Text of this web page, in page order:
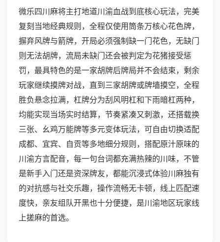
微乐四川麻将主打地道川渝血战到底核心玩法，完美
复刻当地经典规则，全程仅使用筒条万核心花色牌，
摒弃风牌与箭牌，开局必须强制缺一门花色，无缺门
则无法胡牌，流局未缺门还会被判定为花猪接受惩
罚，最具特色的是一家胡牌后牌局并不会结束，剩余
玩家继续摸牌对战，直到三家胡牌或牌墙摸空，全程
胜负悬念拉满，杠牌分为刮风明杠和下雨暗杠两种，
均能实现当场实时结算，节奏紧凑又刺激，还搭载换
三张、幺鸡万能牌等多元变体玩法，可自由切换适配
成都、宜宾、自贡等多地细分规则，搭配原汁原味的
川渝方言配音，每一句台词都充满热辣的川味，不管
是新手入门还是资深牌友，都能沉浸式体验川麻独有
的对抗感与社交乐趣，操作流畅无卡顿，线上匹配速
度快，亲友组队开黑也十分便捷，是川渝地区玩家线
上搓麻的首选。